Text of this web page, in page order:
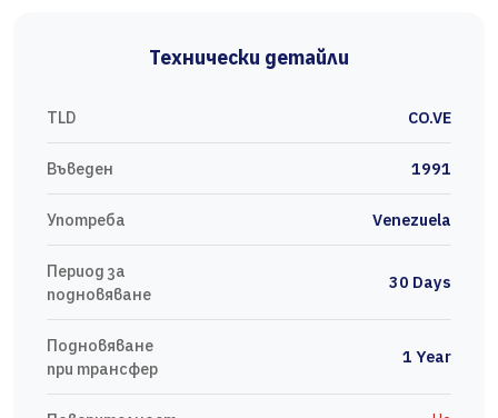
Технически детайли
TLD CO.VE
Въведен 1991
Употреба Venezuela
Период за
подновяване
30 Days
Подновяване
при трансфер
1 Year